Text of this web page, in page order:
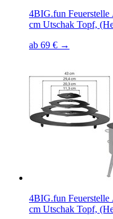
4BIG.fun
cm Utschak Topf,
ab 69 € →
4BIG.fun
cm Utschak Topf,